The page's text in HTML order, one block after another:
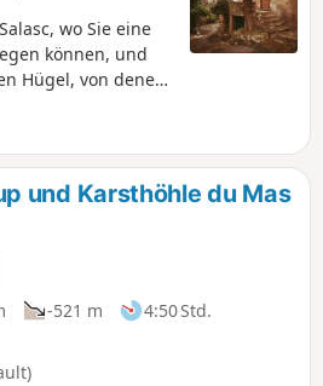
wo Sie eine
können, und
Hügel, von denen
können. Die
die lange
haben und deren
bewahrt hat. Diese
Brandgefahr
sich bitte die
und Karsthöhle du Mas
-521 m
4:50 Std.